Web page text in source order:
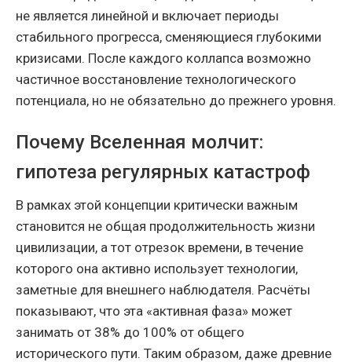
не является линейной и включает периоды
стабильного прогресса, сменяющиеся глубокими
кризисами. После каждого коллапса возможно
частичное восстановление технологического
потенциала, но не обязательно до прежнего уровня.
Почему Вселенная молчит:
гипотеза регулярных катастроф
В рамках этой концепции критически важным
становится не общая продолжительность жизни
цивилизации, а тот отрезок времени, в течение
которого она активно использует технологии,
заметные для внешнего наблюдателя. Расчёты
показывают, что эта «активная фаза» может
занимать от 38% до 100% от общего
исторического пути. Таким образом, даже древние